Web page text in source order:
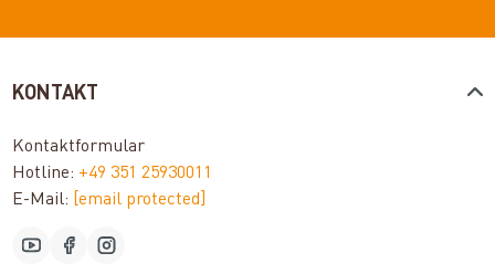
KONTAKT
Kontaktformular
Hotline: +49 351 25930011
E-Mail: [email protected]